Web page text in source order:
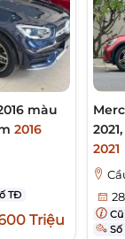
màu
2016
TĐ
Triệu
2021
Cũ
Số